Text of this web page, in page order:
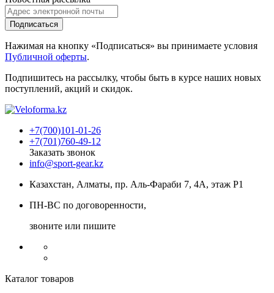
Подписаться
Нажимая на кнопку «Подписаться» вы принимаете условия
Публичной оферты.
Подпишитесь на рассылку, чтобы быть в курсе наших новых
поступлений, акций и скидок.
+7(700)101-01-26
+7(701)760-49-12
Заказать звонок
info@sport-gear.kz
Казахстан, Алматы, пр. Аль-Фараби 7, 4А, этаж Р1
ПН-ВС по договоренности,
звоните или пишите
Каталог товаров